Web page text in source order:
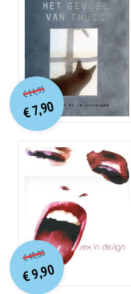
€14,95O
orspr
onkelijke
prijs
was:
€ 14,95.
€7,90
Huidige
prijs
is:
€ 7,90.
€40,00O
orspr
onkelijke
prijs
was:
€ 40,00.
€9,90
Huidige
prijs
is:
€ 9,90.